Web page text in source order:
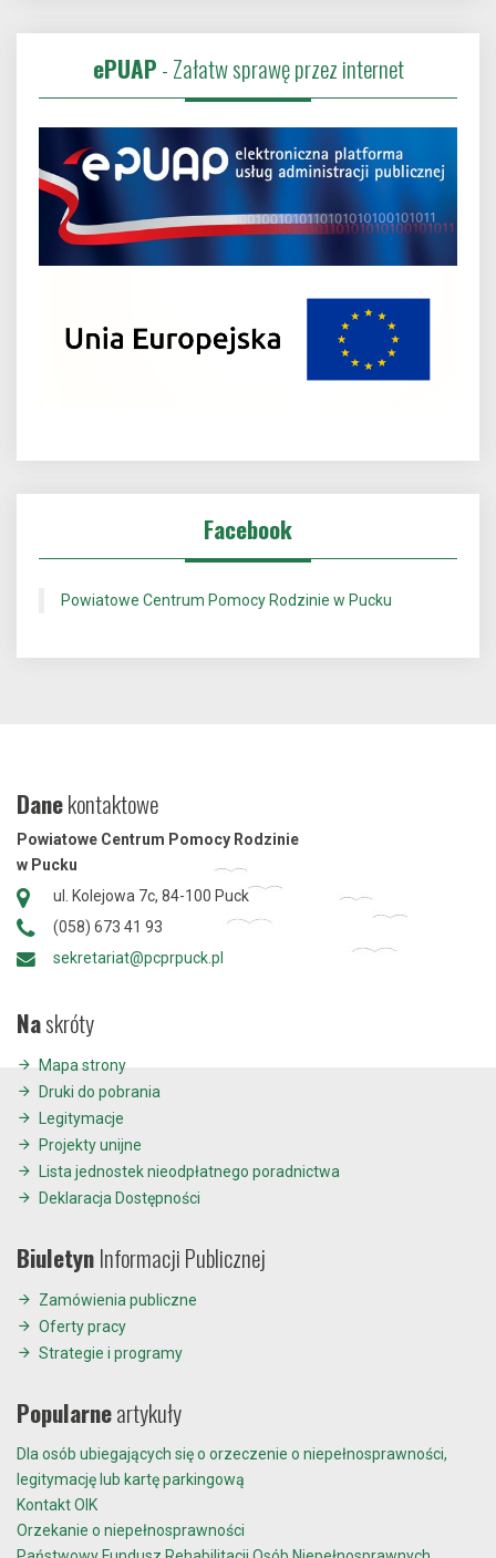
ePUAP- Załatw sprawę przez internet
Facebook
Powiatowe Centrum Pomocy Rodzinie w Pucku
Danekontaktowe
Powiatowe Centrum Pomocy Rodzinie
w Pucku
ul. Kolejowa 7c, 84-100 Puck
(058) 673 41 93
sekretariat@pcprpuck.pl
Naskróty
Mapa strony
Druki do pobrania
Legitymacje
Projekty unijne
Lista jednostek nieodpłatnego poradnictwa
Deklaracja Dostępności
BiuletynInformacji Publicznej
Zamówienia publiczne
Oferty pracy
Strategie i programy
Popularneartykuły
Dla osób ubiegających się o orzeczenie o niepełnosprawności,
legitymację lub kartę parkingową
Kontakt OIK
Orzekanie o niepełnosprawności